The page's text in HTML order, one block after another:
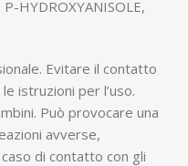
HYDROXYANISOLE,
Evitare il contatto
istruzioni per l’uso.
Può provocare una
avverse,
di contatto con gli